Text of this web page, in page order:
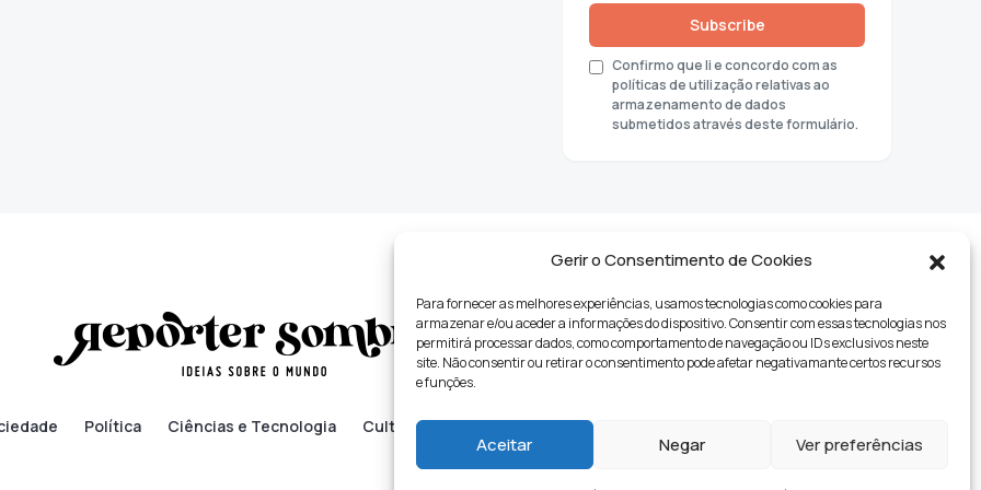
Gerir o Consentimento de Cookies
Para fornecer as melhores experiências, usamos tecnologias como cookies para
armazenar e/ou aceder a informações do dispositivo. Consentir com essas tecnologias nos
permitirá processar dados, como comportamento de navegação ou IDs exclusivos neste
site. Não consentir ou retirar o consentimento pode afetar negativamante certos recursos
e funções.
Aceitar Negar Ver preferências
Subscribe
Confirmo que li e concordo com as
políticas de utilização relativas ao
armazenamento de dados
submetidos através deste formulário.
Política Ciências e Tecnologia Cultura Lifestyle